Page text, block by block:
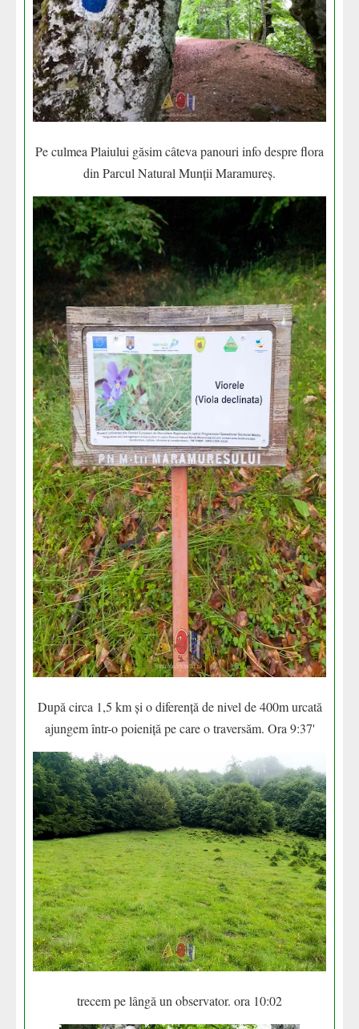
Pe culmea Plaiului găsim câteva panouri info despre flora
din Parcul Natural Munții Maramureș.
După circa 1,5 km și o diferență de nivel de 400m urcată
ajungem într-o poieniță pe care o traversăm. Ora 9:37'
trecem pe lângă un observator. ora 10:02